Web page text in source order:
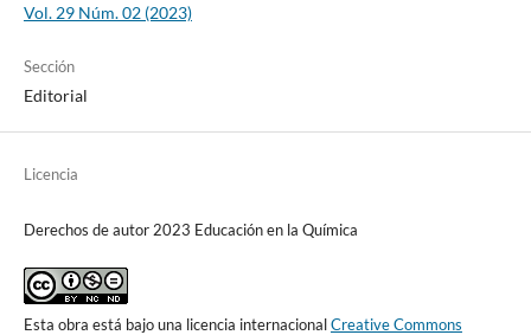
Vol. 29 Núm. 02 (2023)
Sección
Editorial
Licencia
Derechos de autor 2023 Educación en la Química
Esta obra está bajo una licencia internacionalCreative Commons